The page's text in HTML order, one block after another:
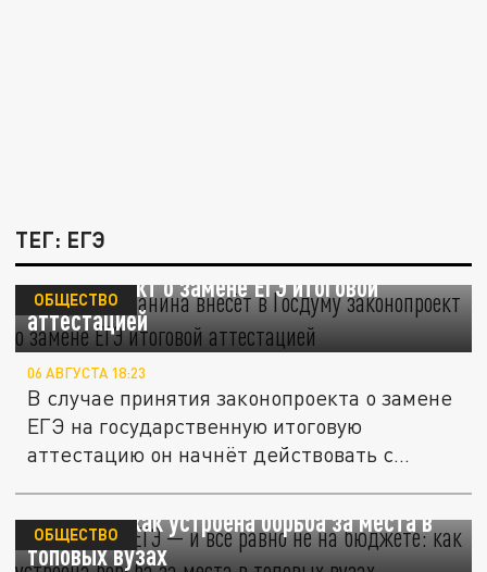
ТЕГ: ЕГЭ
Депутат Останина внесёт в Госдуму
законопроект о замене ЕГЭ итоговой
аттестацией
ОБЩЕСТВО
06 АВГУСТА 18:23
В случае принятия законопроекта о замене
ЕГЭ на государственную итоговую
аттестацию он начнёт действовать с...
310 баллов ЕГЭ — и всё равно не на
бюджете: как устроена борьба за места в
топовых вузах
ОБЩЕСТВО